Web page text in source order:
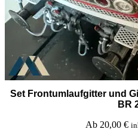
Set Frontumlaufgitter und
BR
Ab 20,00 €